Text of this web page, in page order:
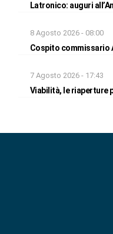
Latronico: auguri
8 Agosto 2026 - 08:00
Cospito commissario
7 Agosto 2026 - 17:43
Viabilità, le riaperture